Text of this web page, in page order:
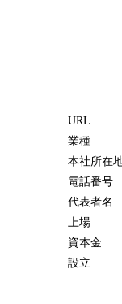
URL
業種
本社所在
電話番号
代表者名
上場
資本金
設立